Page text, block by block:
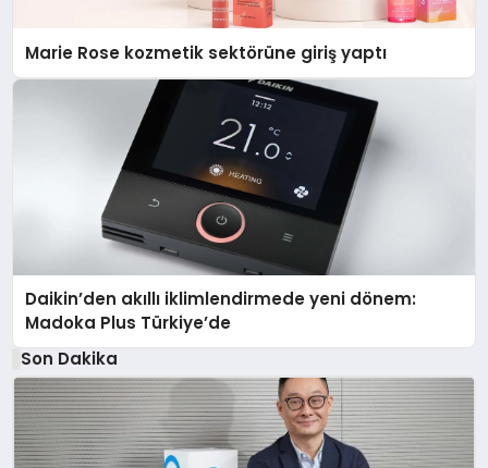
Marie Rose kozmetik sektörüne giriş yaptı
Daikin’den akıllı iklimlendirmede yeni dönem:
Madoka Plus Türkiye’de
Son Dakika